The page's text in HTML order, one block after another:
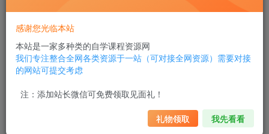
感谢您光临本站
本站是一家多种类的自学课程资源网
我们专注整合全网各类资源于一站（可对接全网资源）需要对接
的网站可提交考虑
注：添加站长微信可免费领取见面礼！
礼物领取 我先看看